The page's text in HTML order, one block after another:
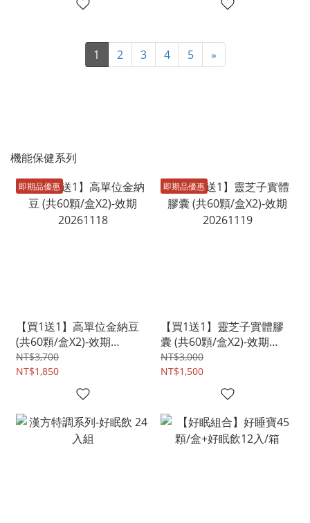
1 2 3 4 5 »
機能保健系列
即期品優惠
【買1送1】高單位金納豆
(共60顆/盒X2)-效期
20261118
NT$3,700
NT$1,850
即期品優惠
【買1送1】靈芝子實體膠
囊 (共60顆/盒X2)-效期
20261119
NT$3,000
NT$1,500